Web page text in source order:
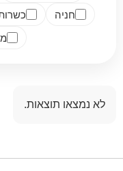
חניה
לא נמצאו תוצאות.